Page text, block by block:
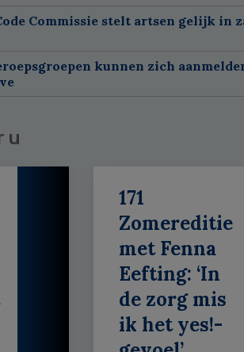
Commissie stelt artsen gelijk in
kunnen zich
u
171
Zomereditie
met Fenna
Eefting: ‘In
de zorg mis
ik het yes!-